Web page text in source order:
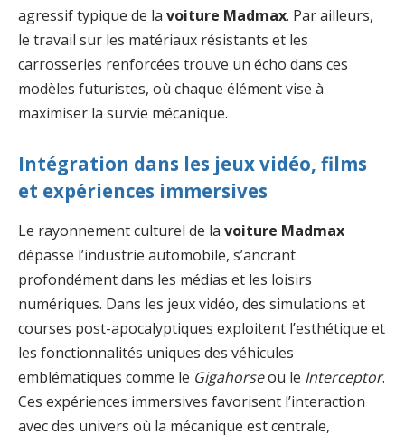
agressif typique de la voiture Madmax. Par ailleurs,
le travail sur les matériaux résistants et les
carrosseries renforcées trouve un écho dans ces
modèles futuristes, où chaque élément vise à
maximiser la survie mécanique.
Intégration dans les jeux vidéo, films
et expériences immersives
Le rayonnement culturel de la voiture Madmax
dépasse l’industrie automobile, s’ancrant
profondément dans les médias et les loisirs
numériques. Dans les jeux vidéo, des simulations et
courses post-apocalyptiques exploitent l’esthétique et
les fonctionnalités uniques des véhicules
emblématiques comme le Gigahorseou le Interceptor.
Ces expériences immersives favorisent l’interaction
avec des univers où la mécanique est centrale,